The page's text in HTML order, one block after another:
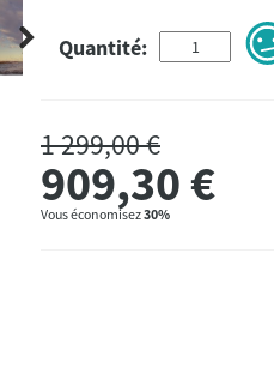
Quantité:
1 299,00 €
909,30€
Vous économisez30%